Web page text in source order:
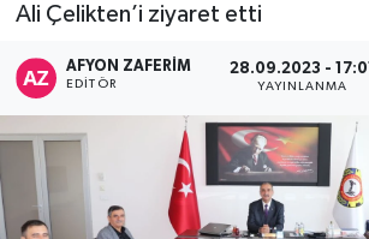
Ali Çelikten’i ziyaret etti
AFYON ZAFERİM
EDITÖR
28.09.2023 - 17:01
YAYINLANMA